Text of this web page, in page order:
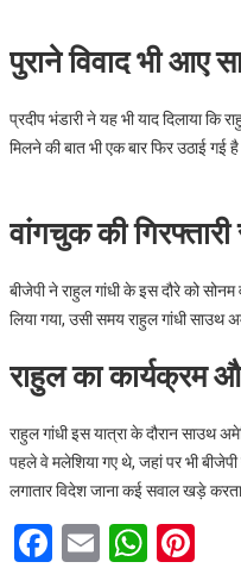
पुराने विवाद भी आए
प्रदीप भंडारी ने यह भी याद दिलाया
मिलने की बात भी एक बार फिर उठाई गई
वांगचुक की गिरफ्तारी
बीजेपी ने राहुल गांधी के इस दौरे को
लिया गया, उसी समय राहुल गांधी साउथ
राहुल का कार्यक्रम
राहुल गांधी इस यात्रा के दौरान साउथ
पहले वे मलेशिया गए थे, जहां पर भी
लगातार विदेश जाना कई सवाल खड़े
F
E
W